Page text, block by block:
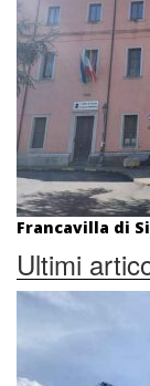
Francavilla di
Ultimi